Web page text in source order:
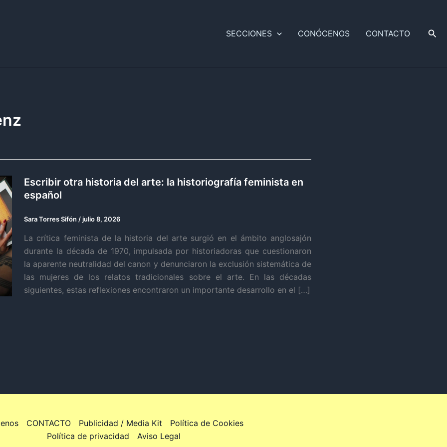
SECCIONES CONÓCENOS CONTACTO
Escribir otra historia del arte: la historiografía feminista en
español
Sara Torres Sifón /julio 8, 2026
La crítica feminista de la historia del arte surgió en el ámbito anglosajón
durante la década de 1970, impulsada por historiadoras que cuestionaron
la aparente neutralidad del canon y denunciaron la exclusión sistemática de
las mujeres de los relatos tradicionales sobre el arte. En las décadas
siguientes, estas reflexiones encontraron un importante desarrollo en el […]
CONTACTO Publicidad / Media Kit
Política de Cookies
Política de privacidad
Aviso Legal